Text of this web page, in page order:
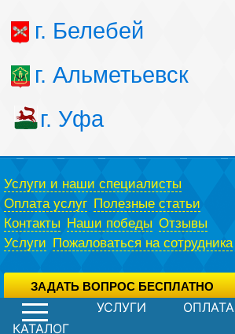
г. Белебей
г. Альметьевск
г. Уфа
Услуги и наши специалисты
Оплата услуг Полезные статьи
Контакты Наши победы Отзывы
Услуги Пожаловаться на сотрудника
ЗАДАТЬ ВОПРОС БЕСПЛАТНО
Вы можете задать вопрос юристу абсолютно бесплатно,
воспользовавшись специальной формой.
Политика конфиденциальности
УСЛУГИ ОПЛАТА